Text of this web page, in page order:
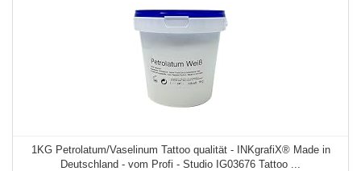
1KG Petrolatum/Vaselinum Tattoo qualität - INKgrafiX® Made in
Deutschland - vom Profi - Studio IG03676 Tattoo ...